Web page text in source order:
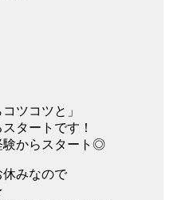
ツコツと」
タートです！
験からスタート◎
休みなので